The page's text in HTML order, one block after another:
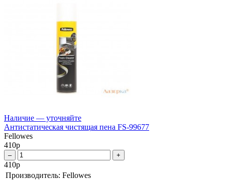
Наличие — уточняйте
Антистатическая чистящая пена FS-99677
Fellowes
410р
– +
410р
Производитель: Fellowes